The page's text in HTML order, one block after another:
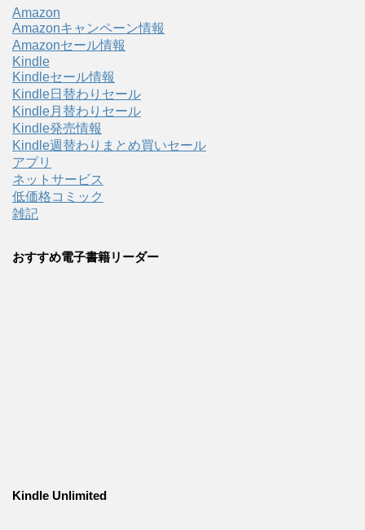
Amazon
Amazonキャンペーン情報
Amazonセール情報
Kindle
Kindleセール情報
Kindle日替わりセール
Kindle月替わりセール
Kindle発売情報
Kindle週替わりまとめ買いセール
アプリ
ネットサービス
低価格コミック
雑記
おすすめ電子書籍リーダー
Kindle Unlimited